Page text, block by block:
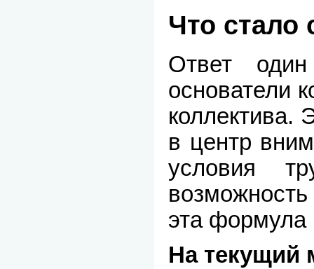
Что стало
Ответ
основатели
коллектива.
в центр
условия
эта формула
На текущий